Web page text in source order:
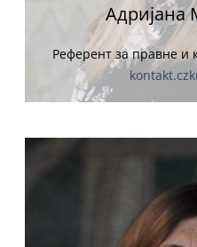
Адријана
Референт за правне и